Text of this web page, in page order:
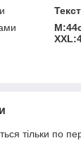
тільки по